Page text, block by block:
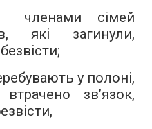
сімей
які загинули,
у полоні,
зв’язок,